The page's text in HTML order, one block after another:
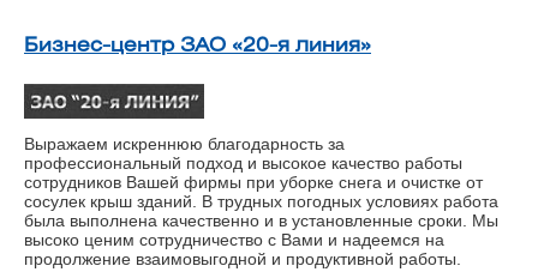
Бизнес-центр ЗАО «20-я линия»
Выражаем искреннюю благодарность за
профессиональный подход и высокое качество работы
сотрудников Вашей фирмы при уборке снега и очистке от
сосулек крыш зданий. В трудных погодных условиях работа
была выполнена качественно и в установленные сроки. Мы
высоко ценим сотрудничество с Вами и надеемся на
продолжение взаимовыгодной и продуктивной работы.